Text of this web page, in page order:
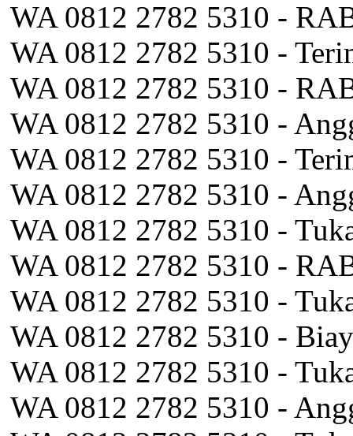
WA 0812 2782 5310 -
WA 0812 2782 5310 -
WA 0812 2782 5310 -
WA 0812 2782 5310 -
WA 0812 2782 5310 -
WA 0812 2782 5310 -
WA 0812 2782 5310 -
WA 0812 2782 5310 -
WA 0812 2782 5310 -
WA 0812 2782 5310 -
WA 0812 2782 5310 -
WA 0812 2782 5310 -